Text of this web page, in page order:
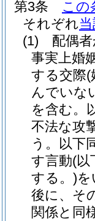
第3条
この
それぞれ
(1)
配偶
事実上婚
する交際(
んでいな
を含む。
不法な攻
う。以下
す言動(以
する。)を
後に、そ
関係と同